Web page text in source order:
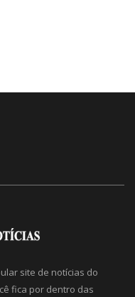
site de notícias do
fica por dentro das